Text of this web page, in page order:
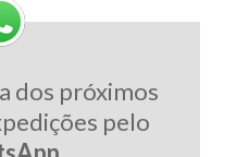
dos próximos
pelo